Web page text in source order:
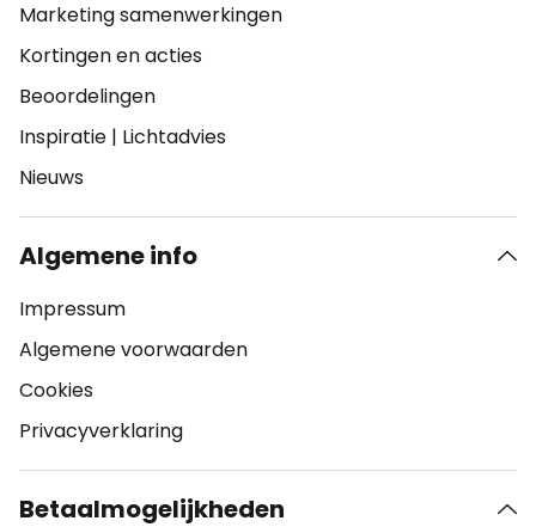
Marketing samenwerkingen
Kortingen en acties
Beoordelingen
Inspiratie | Lichtadvies
Nieuws
Algemene info
Impressum
Algemene voorwaarden
Cookies
Privacyverklaring
Betaalmogelijkheden